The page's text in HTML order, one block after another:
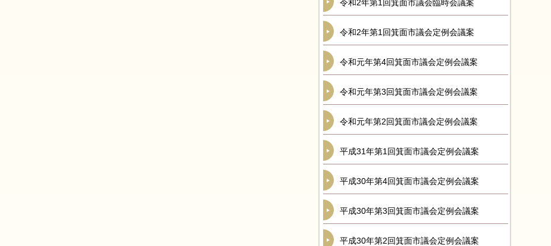
令和2年第1回箕面市議会臨時会議案
令和2年第1回箕面市議会定例会議案
令和元年第4回箕面市議会定例会議案
令和元年第3回箕面市議会定例会議案
令和元年第2回箕面市議会定例会議案
平成31年第1回箕面市議会定例会議案
平成30年第4回箕面市議会定例会議案
平成30年第3回箕面市議会定例会議案
平成30年第2回箕面市議会定例会議案